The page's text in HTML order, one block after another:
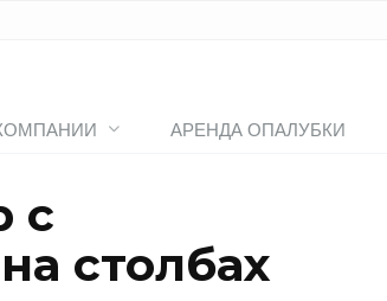
АРЕНДА ОПАЛУБКИ
с
столбах